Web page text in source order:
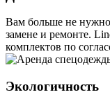
Вам больше не нужно
замене и ремонте.
комплектов по
Экологичность